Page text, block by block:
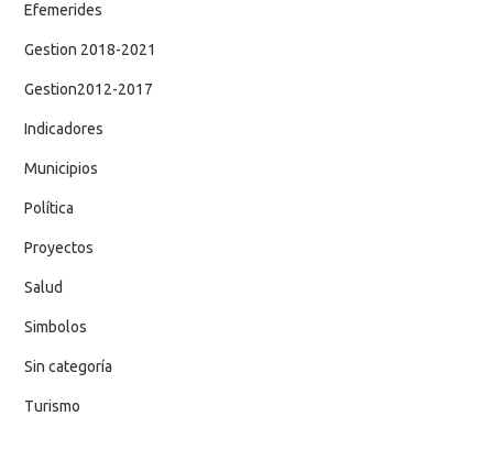
Efemerides
Gestion 2018-2021
Gestion2012-2017
Indicadores
Municipios
Política
Proyectos
Salud
Simbolos
Sin categoría
Turismo